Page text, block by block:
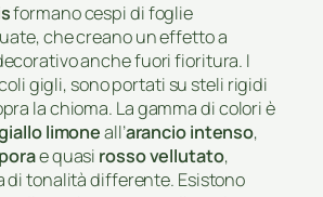
formano cespi di foglie
che creano un effetto a
anche fuori fioritura. I
gigli, sono portati su steli rigidi
la chioma. La gamma di colori è
limoneall’arancio intenso,
e quasi rosso vellutato,
di tonalità differente. Esistono